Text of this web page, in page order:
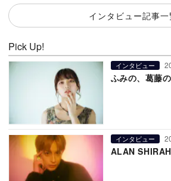
インタビュー記事一
Pick Up!
インタビュー
ふみの、葛藤
インタビュー
ALAN